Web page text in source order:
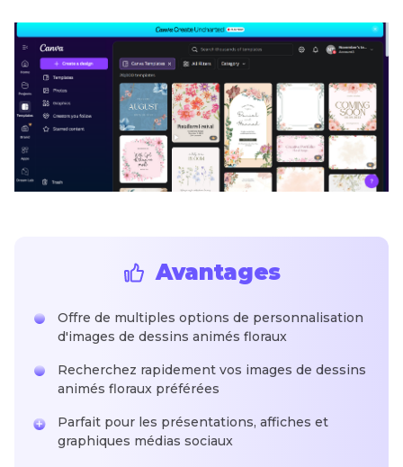
Avantages
Offre de multiples options de personnalisation
d'images de dessins animés floraux
Recherchez rapidement vos images de dessins
animés floraux préférées
Parfait pour les présentations, affiches et
graphiques médias sociaux